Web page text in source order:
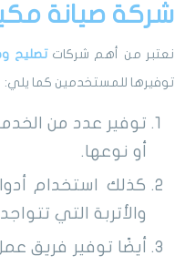
شركة صيانة
نعتبر من أهم شركاتتصليح و
توفيرها للمستخدمين كما يلي:
توفير عدد من
أو نوعها.
كذلك استخدام
والأتربة التي
أيضًا توفير فريق